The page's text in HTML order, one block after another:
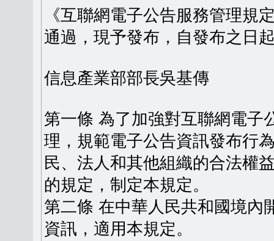
《互聯網電子公告服務管理規
通過，現予發布，自發布之日
信息產業部部長吳基傳
第一條 為了加強對互聯網電子
理，規範電子公告資訊發布行
民、法人和其他組織的合法權
的規定，制定本規定。
第二條 在中華人民共和國境內
資訊，適用本規定。